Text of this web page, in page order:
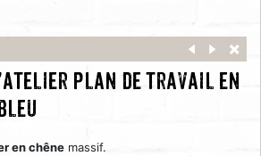
plan de travail en
en chêne massif.